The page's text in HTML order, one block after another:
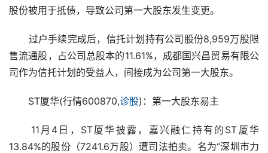
股份被用于抵债，导致公司第一大股东发生变更。
过户手续完成后，信托计划持有公司股份8,959万股限
售流通股，占公司总股本的11.61%，成都国兴昌贸易有限公
司作为信托计划的受益人，间接成为公司第一大股东。
ST厦华(行情600870,诊股)：第一大股东易主
11月4日，ST厦华披露，嘉兴融仁持有的ST厦华
13.84%的股份（7241.6万股）遭司法拍卖。名为“深圳市力